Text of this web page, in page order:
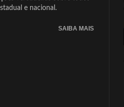
e nacional.
SAIBA MAIS